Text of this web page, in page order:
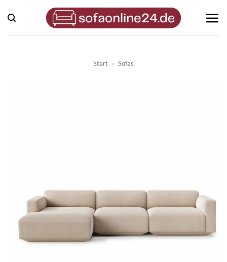
Inhalt
springen
Start » Sofas